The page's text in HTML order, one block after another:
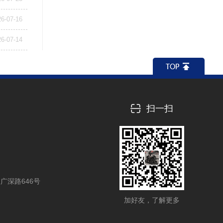
07-16
07-14
深路646号
扫一扫
加好友，了解更多